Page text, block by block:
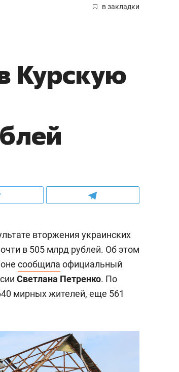
в закладки
Курскую
вторжения украинских
в 505 млрд рублей. Об этом
сообщила официальный
Светлана Петренко. По
мирных жителей, еще 561